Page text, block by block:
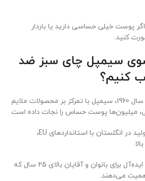
پوست خیلی حساسی دارید یا باردار
کنید.
سیمپل چای سبز ضد
کنیم؟
: از سال 1960، سیمپل با تمرکز بر محصولات ملایم
میلیون‌ها پوست حساس را نجات داده است.
: تولید در انگلستان با استانداردهای EU،
: ایده‌آل برای بانوان و آقایان بالای 25 سال که
می‌دهند.